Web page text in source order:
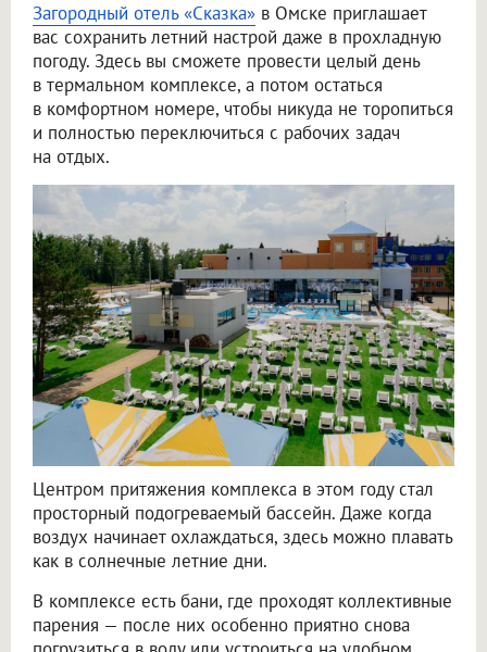
Загородный отель «Сказка» в Омске приглашает
вас сохранить летний настрой даже в прохладную
погоду. Здесь вы сможете провести целый день
в термальном комплексе, а потом остаться
в комфортном номере, чтобы никуда не торопиться
и полностью переключиться с рабочих задач
на отдых.
Центром притяжения комплекса в этом году стал
просторный подогреваемый бассейн. Даже когда
воздух начинает охлаждаться, здесь можно плавать
как в солнечные летние дни.
В комплексе есть бани, где проходят коллективные
парения — после них особенно приятно снова